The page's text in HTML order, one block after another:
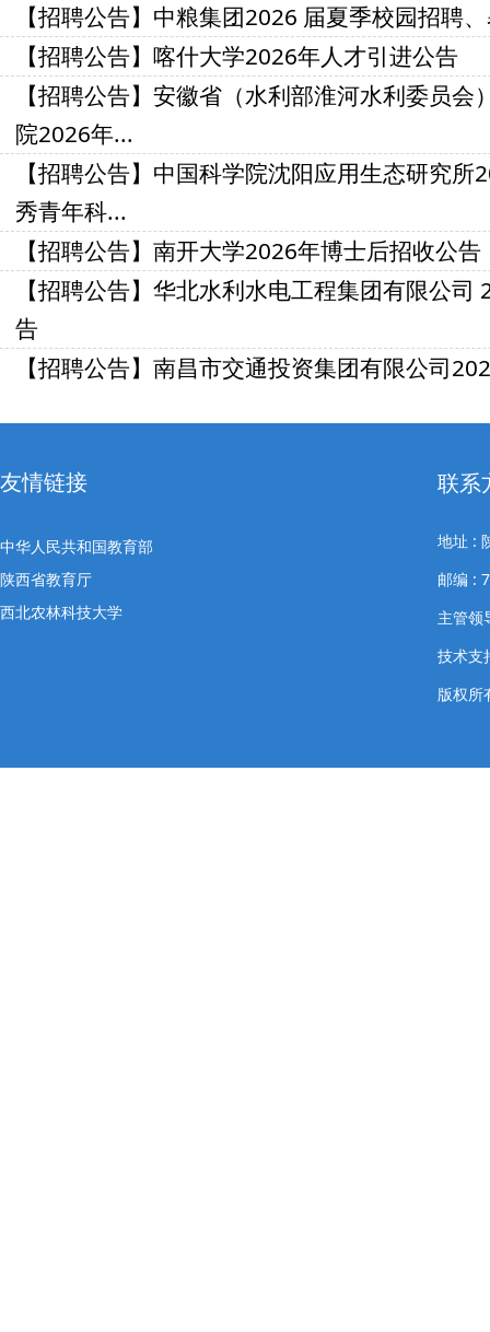
【招聘公告】中粮集团2026 届夏季校园招聘
【招聘公告】喀什大学2026年人才引进公告
【招聘公告】安徽省（水利部淮河水利委员会
院2026年...
【招聘公告】中国科学院沈阳应用生态研究所
秀青年科...
【招聘公告】南开大学2026年博士后招收公
【招聘公告】华北水利水电工程集团有限公司
告
【招聘公告】南昌市交通投资集团有限公司
师招聘
类岗位 应...
友情链接
中华人民共和国教育部
陕西省教育厅
西北农林科技大学
联系
地址 :
邮编 :
主管
技术支
版权